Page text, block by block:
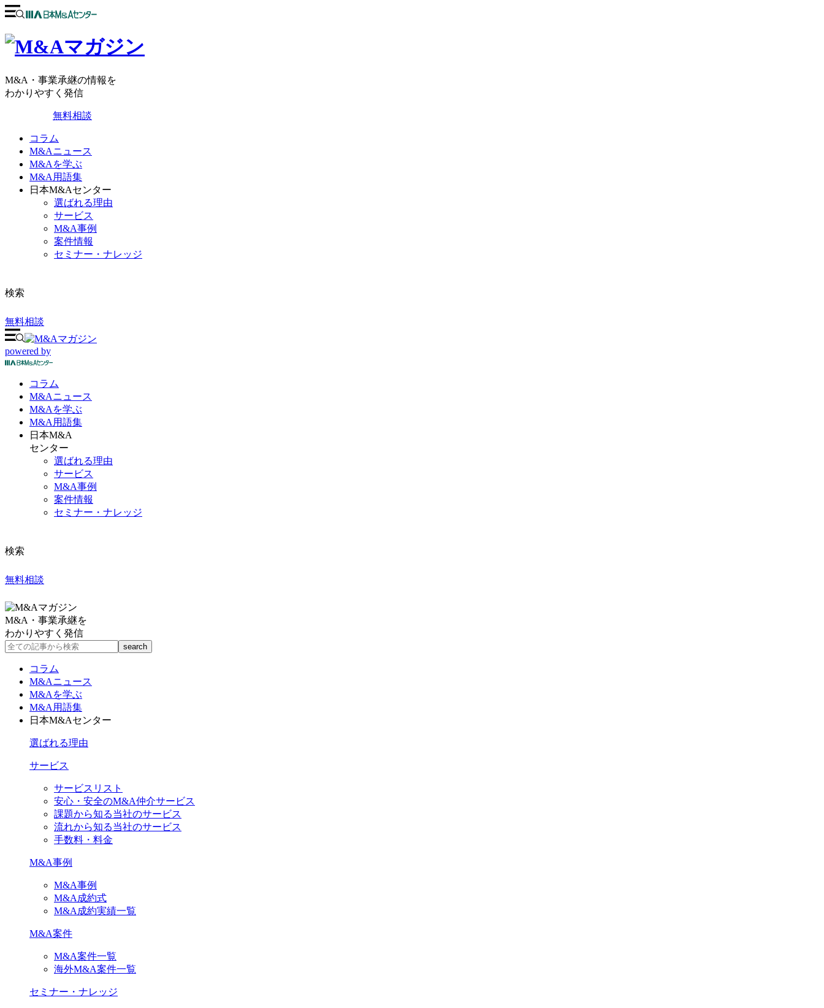
M&A・事業承継の情報を
わかりやすく発信
無料相談
コラム
M&Aニュース
M&Aを学ぶ
M&A用語集
日本M&Aセンター
選ばれる理由
サービス
M&A事例
案件情報
セミナー・ナレッジ
検索
無料相談
powered by
コラム
M&Aニュース
M&Aを学ぶ
M&A 用語集
日本M&A
センター
選ばれる理由
サービス
M&A事例
案件情報
セミナー・ナレッジ
検索
無料相談
M&A・事業承継を
わかりやすく発信
コラム
M&Aニュース
M&Aを学ぶ
M&A用語集
日本M&Aセンター
選ばれる理由
サービス
サービスリスト
安心・安全のM&A仲介サービス
課題から知る当社のサービス
流れから知る当社のサービス
手数料・料金
M&A事例
M&A事例
M&A成約式
M&A成約実績一覧
M&A案件
M&A案件一覧
海外M&A案件一覧
セミナー・ナレッジ